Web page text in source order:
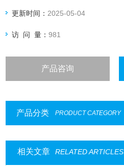
更新时间： 2025-05-04
访 问 量：981
产品咨询
产品分类 PRODUCT CATEGORY
相关文章 RELATED ARTICLES